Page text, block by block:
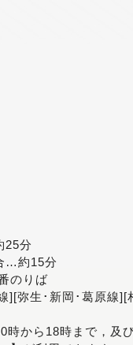
25分
…約15分
のりば
][弥生･新岡･葛原線
時から18時まで，及